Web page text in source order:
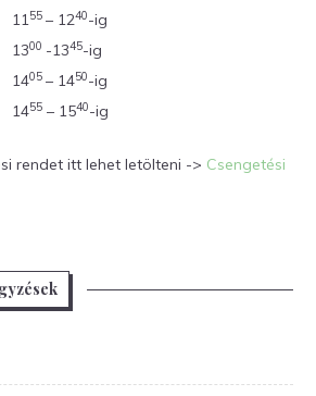
1155 – 1240-ig
1300 -1345-ig
1405 – 1450-ig
1455 – 1540-ig
rendet itt lehet letölteni -> Csengetési